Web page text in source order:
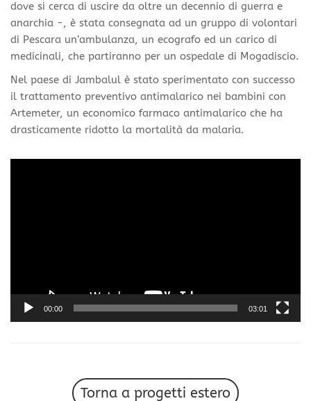
dove si cerca di uscire da oltre un decennio di guerra e
anarchia -, è stata consegnata ad un gruppo di volontari
di Pescara un’ambulanza, un ecografo ed un carico di
medicinali, che partiranno per un ospedale di Mogadiscio.
Nel paese di Jambalul è stato sperimentato con successo
il trattamento preventivo antimalarico nei bambini con
Artemeter, un economico farmaco antimalarico che ha
drasticamente ridotto la mortalità da malaria.
00:00 03:01
Torna a progetti estero